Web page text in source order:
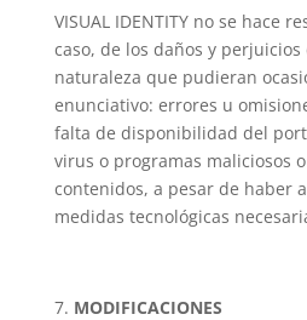
VISUAL IDENTITY no se hace
caso, de los daños y
naturaleza que pudieran
enunciativo: errores u
falta de disponibilidad del
virus o programas maliciosos
contenidos, a pesar de haber
medidas tecnológicas
MODIFICACIONES